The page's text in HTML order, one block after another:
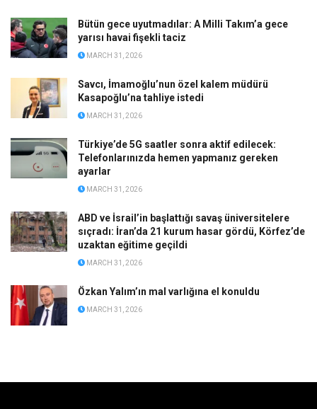
Bütün gece uyutmadılar: A Milli Takım’a gece
yarısı havai fişekli taciz
MARCH 31, 2026
Savcı, İmamoğlu’nun özel kalem müdürü
Kasapoğlu’na tahliye istedi
MARCH 31, 2026
Türkiye’de 5G saatler sonra aktif edilecek:
Telefonlarınızda hemen yapmanız gereken
ayarlar
MARCH 31, 2026
ABD ve İsrail’in başlattığı savaş üniversitelere
sıçradı: İran’da 21 kurum hasar gördü, Körfez’de
uzaktan eğitime geçildi
MARCH 31, 2026
Özkan Yalım’ın mal varlığına el konuldu
MARCH 31, 2026